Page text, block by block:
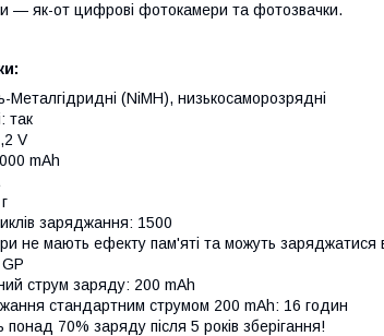
— як-от цифрові фотокамери та фотозвачки.
Металгідридні (NiMH), низькосаморозрядні
так
V
mAh
заряджання: 1500
не мають ефекту пам'яті та можуть заряджатися
струм заряду: 200 mAh
стандартним струмом 200 mAh: 16 годин
понад 70% заряду після 5 років зберігання!